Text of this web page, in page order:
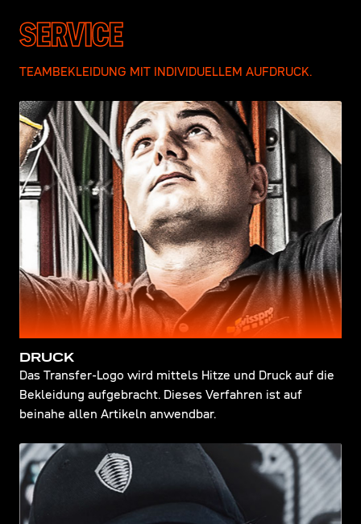
SERVICE
TEAMBEKLEIDUNG MIT INDIVIDUELLEM AUFDRUCK.
DRUCK
Das Transfer-Logo wird mittels Hitze und Druck auf die
Bekleidung aufgebracht. Dieses Verfahren ist auf
beinahe allen Artikeln anwendbar.